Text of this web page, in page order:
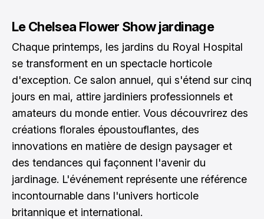
Le Chelsea Flower Show jardinage
Chaque printemps, les jardins du Royal Hospital
se transforment en un spectacle horticole
d'exception. Ce salon annuel, qui s'étend sur cinq
jours en mai, attire jardiniers professionnels et
amateurs du monde entier. Vous découvrirez des
créations florales époustouflantes, des
innovations en matière de design paysager et
des tendances qui façonnent l'avenir du
jardinage. L'événement représente une référence
incontournable dans l'univers horticole
britannique et international.